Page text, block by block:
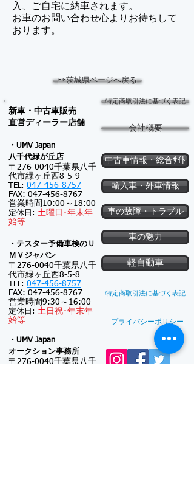
入、ご自宅に納車されます。
​お車のお問い合わせ心よりお待ちして
おります。
⇦⇦茨城県ページへ戻る
特定商取引法に基づく表記
会社概要
中古車情報・総合ｻｲﾄ
輸入車・外車情報
車の故障・トラブル
車の魅力
軽自動車
特定商取引法に基づく表記
プライバシーポリシー
新車・中古車販売
​直営ディーラー店舗
・UMV Japan
八千代緑が丘店
〒276-0040千葉県八千
代市緑ヶ丘西8-5-9
TEL: 047-456-8757
FAX: 047-456-8767
営業時間10:00～18:00
定休日: 土曜日･年末年
始等
・テスター予備車検のＵ
ＭＶジャパン
〒276-0040千葉県八千
代市緑ヶ丘西8-5-8
TEL: 047-456-8757
FAX: 047-456-8767
営業時間9:30～16:00
定休日: 土 日祝･年末年
始等
・UMV Japan
オークション事務所
〒276-0040千葉県八千